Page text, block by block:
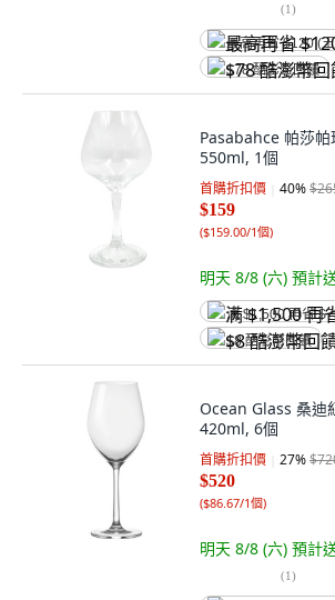
(1)
最高再省 $120 (
$78 酷澎幣回饋
Pasabahce 帕莎
550ml, 1個
首購折扣價 40%
$159
($159.00/1個)
明天 8/8 (六) 預計
满 $1,500 再省
$8 酷澎幣回饋
Ocean Glass 桑迪
420ml, 6個
首購折扣價 27%
$520
($86.67/1個)
明天 8/8 (六) 預計
(1)